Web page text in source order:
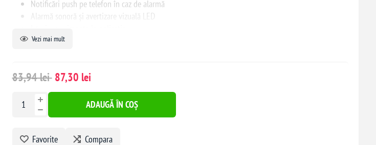
Notificări push pe telefon în caz de alarmă
Alarmă sonoră și avertizare vizuală LED
Buton TEST/HUSH pentru verificare rapidă
Funcționare autonomă pe baterii
Specificații tehnice
Detectare: fum
Vezi mai mult
83,94 lei 87,30 lei
ADAUGĂ ÎN COȘ
Favorite Compara